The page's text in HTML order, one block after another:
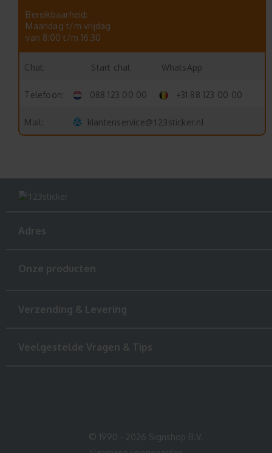
Bereikbaarheid:
Maandag t/m vrijdag
van 8:00 t/m 16:30
Chat: Start chat WhatsApp
Telefoon: 088 123 00 00 +31 88 123 00 00
Mail: klantenservice@123sticker.nl
Adres
Onze producten
Verzending & Levering
Veelgestelde Vragen & Tips
© 1990 - 2026 Signshop B.V.